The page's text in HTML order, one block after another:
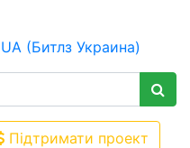
Підтримати проект